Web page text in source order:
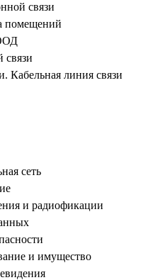
связи
помещений
связи
Кабельная линия связи
сеть
и радиофикации
и имущество